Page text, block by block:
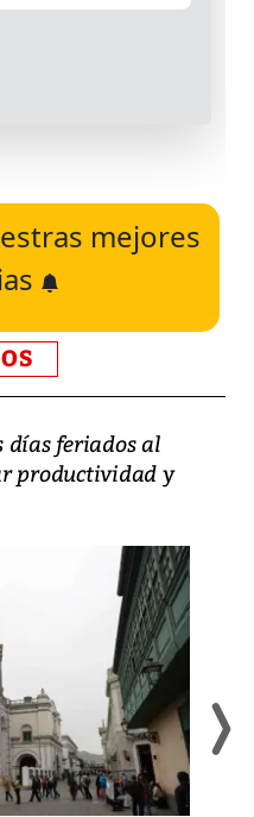
mejores
días feriados al
productividad y